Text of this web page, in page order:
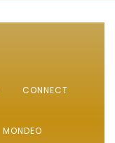
CONNECT
MONDEO